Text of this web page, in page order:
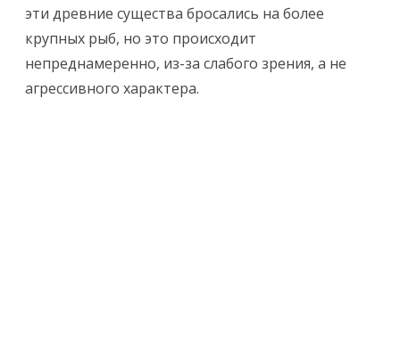
эти древние существа бросались на более
крупных рыб, но это происходит
непреднамеренно, из-за слабого зрения, а не
агрессивного характера.